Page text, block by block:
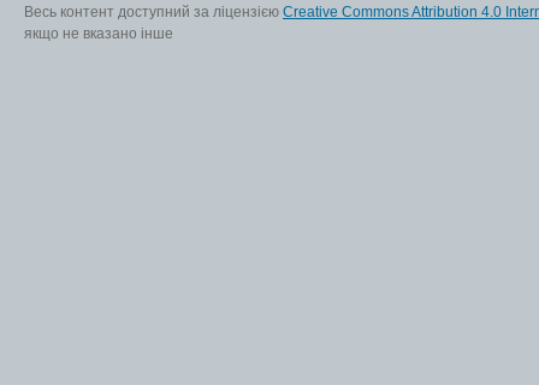
Весь контент доступний за ліцензією Creative Commons Attribution 4.0
якщо не вказано інше